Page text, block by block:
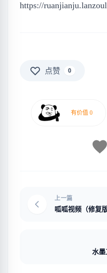
https://
点赞 0
上一篇
呱呱视频（修复
水